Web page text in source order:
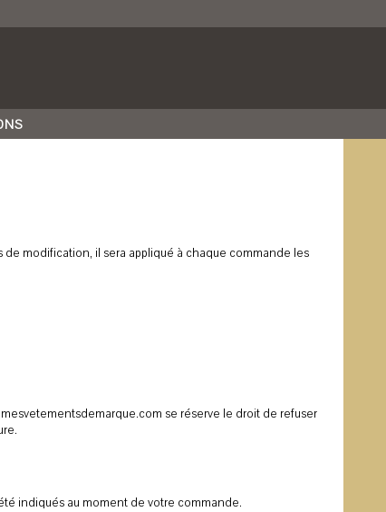
modification, il sera appliqué à chaque commande les
se réserve le droit de refuser
indiqués au moment de votre commande.